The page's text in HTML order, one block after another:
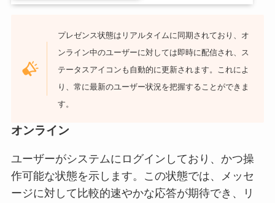
プレゼンス状態はリアルタイムに同期されており、オ
ンライン中のユーザーに対しては即時に配信され、ス
テータスアイコンも自動的に更新されます。これによ
り、常に最新のユーザー状況を把握することができま
す。
オンライン
ユーザーがシステムにログインしており、かつ操
作可能な状態を示します。この状態では、メッセ
ージに対して比較的速やかな応答が期待でき、リ